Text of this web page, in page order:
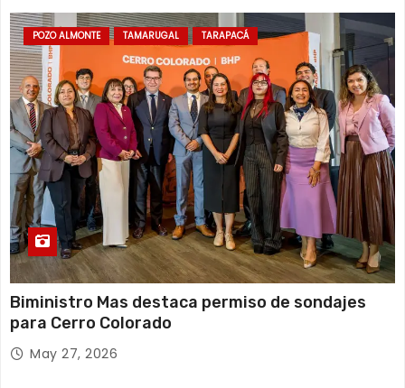
a
s
POZO ALMONTE TAMARUGAL TARAPACÁ
Biministro Mas destaca permiso de sondajes
para Cerro Colorado
May 27, 2026